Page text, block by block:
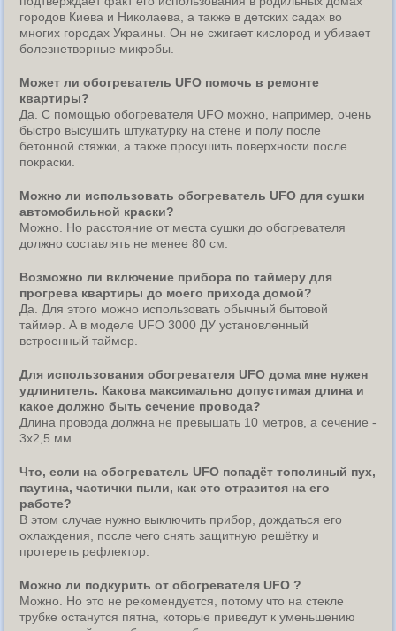
городов Киева и Николаева, а также в детских садах во
многих городах Украины. Он не сжигает кислород и убивает
болезнетворные микробы.
Может ли обогреватель UFO помочь в ремонте
квартиры?
Да. С помощью обогревателя UFO можно, например, очень
быстро высушить штукатурку на стене и полу после
бетонной стяжки, а также просушить поверхности после
покраски.
Можно ли использовать обогреватель UFO для сушки
автомобильной краски?
Можно. Но расстояние от места сушки до обогревателя
должно составлять не менее 80 см.
Возможно ли включение прибора по таймеру для
прогрева квартиры до моего прихода домой?
Да. Для этого можно использовать обычный бытовой
таймер. А в моделе UFO 3000 ДУ установленный
встроенный таймер.
Для использования обогревателя UFO дома мне нужен
удлинитель. Какова максимально допустимая длина и
какое должно быть сечение провода?
Длина провода должна не превышать 10 метров, а сечение -
3х2,5 мм.
Что, если на обогреватель UFO попадёт тополиный пух,
паутина, частички пыли, как это отразится на его
работе?
В этом случае нужно выключить прибор, дождаться его
охлаждения, после чего снять защитную решётку и
протереть рефлектор.
Можно ли подкурить от обогревателя UFO ?
Можно. Но это не рекомендуется, потому что на стекле
трубке останутся пятна, которые приведут к уменьшению